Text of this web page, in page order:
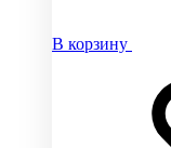
В корзину